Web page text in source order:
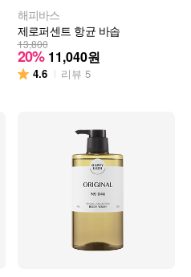
해피바스
제로퍼센트 항균 바솝
13,800
20% 11,040원
4.6 리뷰 5